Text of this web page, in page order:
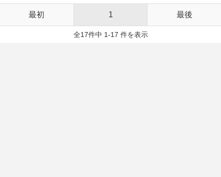
最初 1 最後
全17件中 1-17 件を表示